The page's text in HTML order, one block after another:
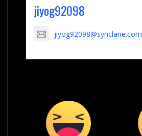
jiyog92098
jiyog92098@synclane.com